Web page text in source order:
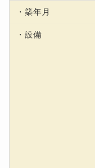
・築年月
・設備